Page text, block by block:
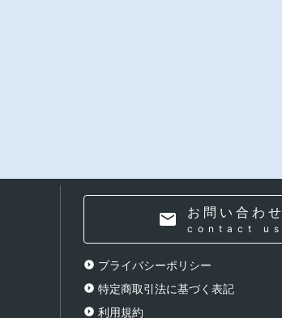
お問い合わせ
contact us
プライバシーポリシー
特定商取引法に基づく表記
利用規約